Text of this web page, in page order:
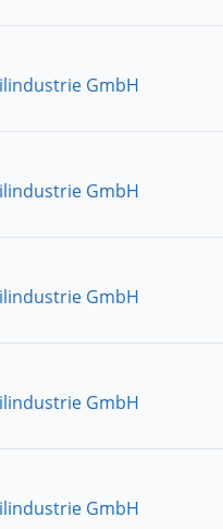
GmbH
GmbH
GmbH
GmbH
GmbH